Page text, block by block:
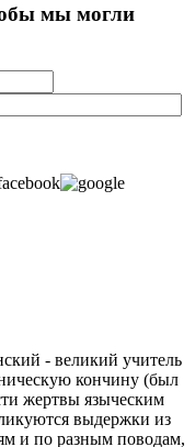
мы могли
- великий учитель
кончину (был
жертвы языческим
выдержки из
и по разным поводам,